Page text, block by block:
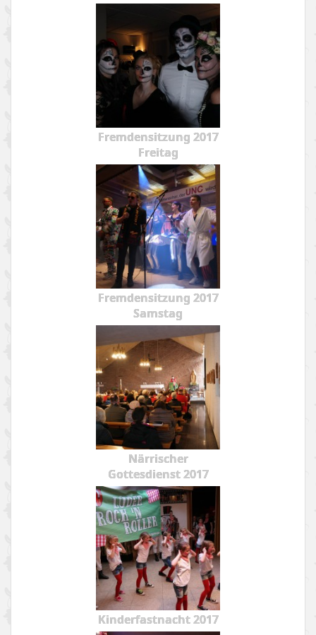
Fremdensitzung 2017
Freitag
Fremdensitzung 2017
Samstag
Närrischer
Gottesdienst 2017
Kinderfastnacht 2017